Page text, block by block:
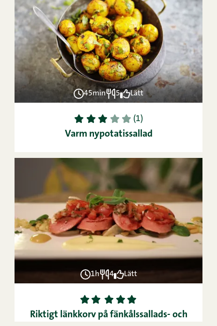
45min 5 Lätt
1 2 3 4 5 (1)
Varm nypotatissallad
1h 4 Lätt
1 2 3 4
5
Riktigt länkkorv på fänkålssallads- och